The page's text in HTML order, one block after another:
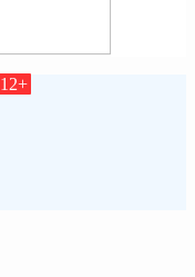
12+